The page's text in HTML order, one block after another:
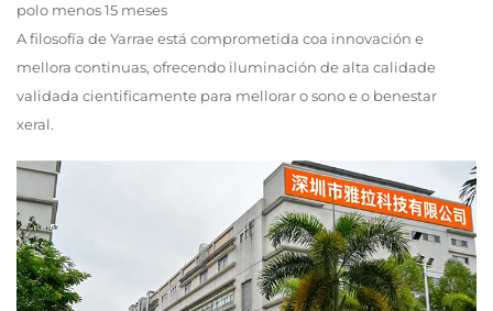
polo menos 15 meses
A filosofía de Yarrae está comprometida coa innovación e
mellora continuas, ofrecendo iluminación de alta calidade
validada cientificamente para mellorar o sono e o benestar
xeral.